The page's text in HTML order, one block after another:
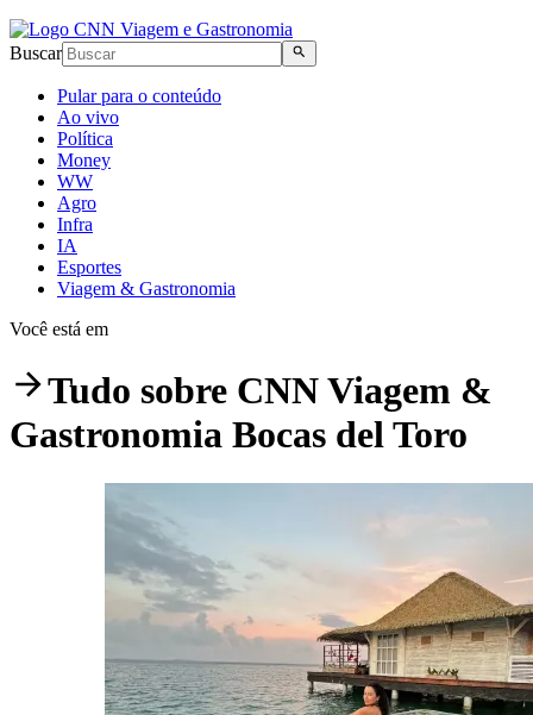
Buscar
Pular para o conteúdo
Ao vivo
Política
Money
WW
Agro
Infra
IA
Esportes
Viagem & Gastronomia
Você está em
Tudo sobre CNN Viagem &
Gastronomia Bocas del Toro